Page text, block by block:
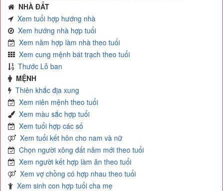
NHÀ ĐẤT
Xem tuổi hợp hướng nhà
Xem hướng nhà hợp tuổi
Xem năm hợp làm nhà theo tuổi
Xem cung mệnh bát trạch theo tuổi
Thước Lỗ ban
MỆNH
Thiên khắc địa xung
Xem niên mệnh theo tuổi
Xem màu sắc hợp tuổi
Xem tuổi hợp các số
Xem tuổi kết hôn cho nam và nữ
Chọn người xông đất năm mới theo tuổi
Xem người kết hợp làm ăn theo tuổi
Xem vợ chồng có hợp nhau theo tuổi
Xem sinh con hợp tuổi cha mẹ